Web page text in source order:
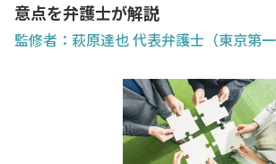
意点を弁護士が解説
監修者：萩原達也 代表弁護士（東京第一